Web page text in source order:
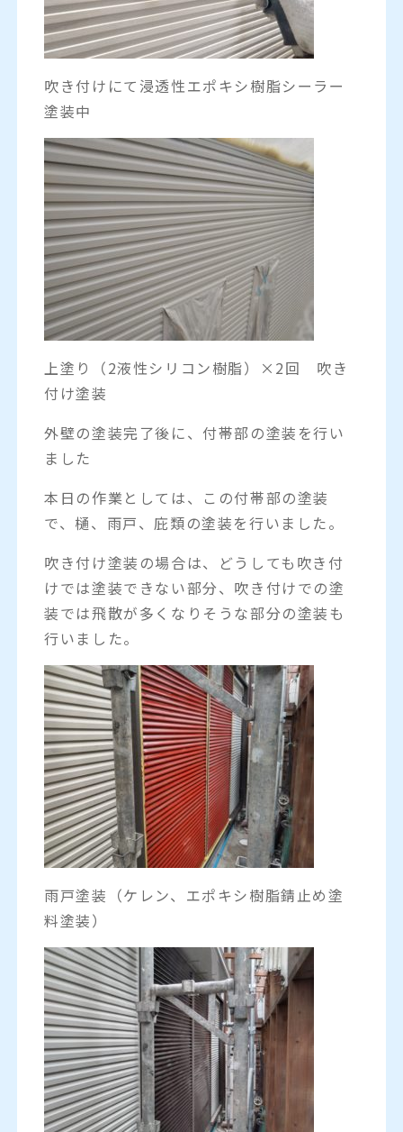
吹き付けにて浸透性エポキシ樹脂シーラー
塗装中
上塗り（2液性シリコン樹脂）×2回 吹き
付け塗装
外壁の塗装完了後に、付帯部の塗装を行い
ました
本日の作業としては、この付帯部の塗装
で、樋、雨戸、庇類の塗装を行いました。
吹き付け塗装の場合は、どうしても吹き付
けでは塗装できない部分、吹き付けでの塗
装では飛散が多くなりそうな部分の塗装も
行いました。
雨戸塗装（ケレン、エポキシ樹脂錆止め塗
料塗装）